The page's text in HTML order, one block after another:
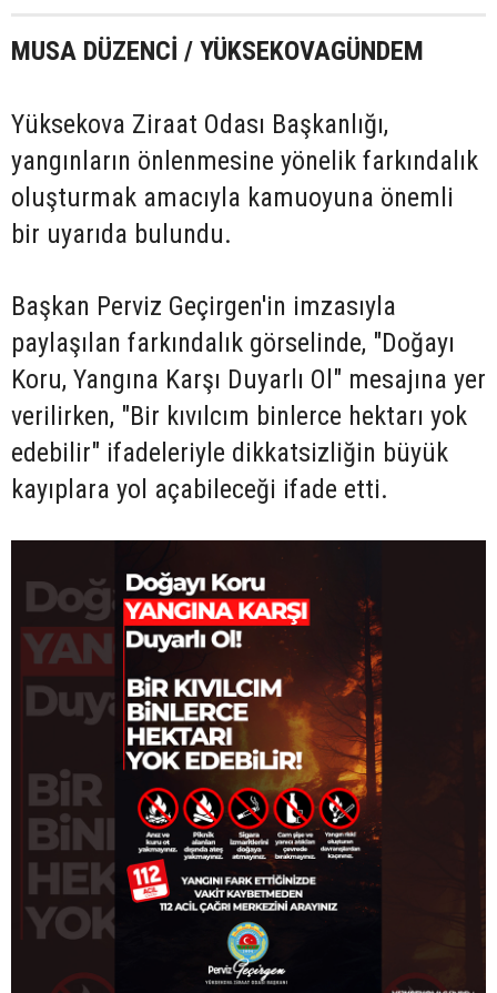
MUSA DÜZENCİ / YÜKSEKOVAGÜNDEM
Yüksekova Ziraat Odası Başkanlığı,
yangınların önlenmesine yönelik farkındalık
oluşturmak amacıyla kamuoyuna önemli
bir uyarıda bulundu.
Başkan Perviz Geçirgen'in imzasıyla
paylaşılan farkındalık görselinde, "Doğayı
Koru, Yangına Karşı Duyarlı Ol" mesajına yer
verilirken, "Bir kıvılcım binlerce hektarı yok
edebilir" ifadeleriyle dikkatsizliğin büyük
kayıplara yol açabileceği ifade etti.